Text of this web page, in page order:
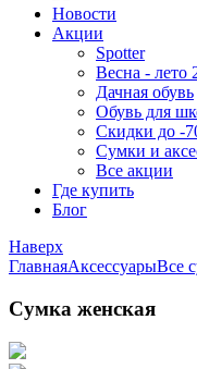
Новости
Акции
Spotter
Весна - лето
Дачная обувь
Обувь для
Скидки до -
Сумки и
Все акции
Где купить
Блог
Наверх
ГлавнаяАксессуарыВсе
Сумка женская